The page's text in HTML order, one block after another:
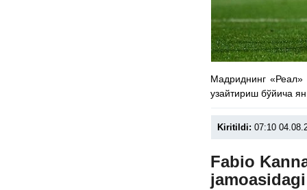
Мадриднинг «Реал»
узайтириш бўйича
Kiritildi: 07:10
Fabio